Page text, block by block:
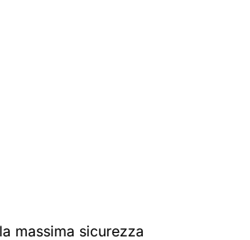
massima sicurezza